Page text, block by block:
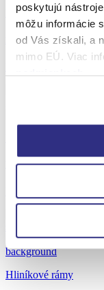
poskytujú
môžu informácie
od Vás získali, a
mimo EÚ. Viac
podmienkach.
Hliníkové rámy
Hliníkové rámy Side
Hliníkové rámy pre
Hliníkové rámy